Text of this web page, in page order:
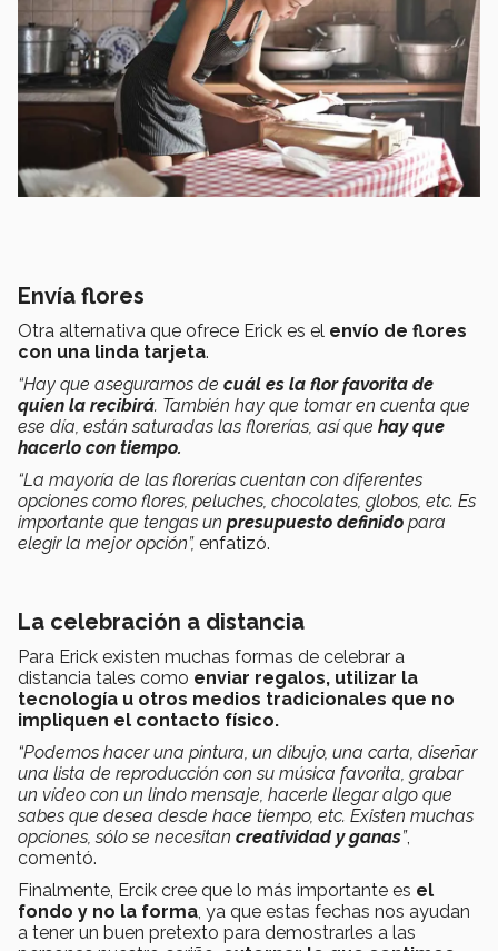
Envía flores
Otra alternativa que ofrece Erick es el envío de flores
con una linda tarjeta.
“Hay que asegurarnos de cuál es la flor favorita de
quien la recibirá. También hay que tomar en cuenta que
ese día, están saturadas las florerías, así que hay que
hacerlo con tiempo.
“La mayoría de las florerías cuentan con diferentes
opciones como flores, peluches, chocolates, globos, etc. Es
importante que tengas un presupuesto definido para
elegir la mejor opción”, enfatizó.
La celebración a distancia
Para Erick existen muchas formas de celebrar a
distancia tales como enviar regalos, utilizar la
tecnología u otros medios tradicionales que no
impliquen el contacto físico.
“Podemos hacer una pintura, un dibujo, una carta, diseñar
una lista de reproducción con su música favorita, grabar
un vídeo con un lindo mensaje, hacerle llegar algo que
sabes que desea desde hace tiempo, etc. Existen muchas
opciones, sólo se necesitan creatividad y ganas”,
comentó.
Finalmente, Ercik cree que lo más importante es el
fondo y no la forma, ya que estas fechas nos ayudan
a tener un buen pretexto para demostrarles a las